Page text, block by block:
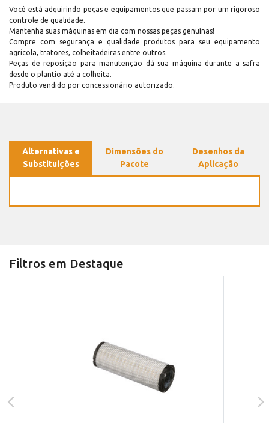
Você está adquirindo peças e equipamentos que passam por um rigoroso
controle de qualidade.
Mantenha suas máquinas em dia com nossas peças genuínas!
Compre com segurança e qualidade produtos para seu equipamento
agrícola, tratores, colheitadeiras entre outros.
Peças de reposição para manutenção dá sua máquina durante a safra
desde o plantio até a colheita.
Produto vendido por concessionário autorizado.
Alternativas e
Substituições
Dimensões do
Pacote
Desenhos da
Aplicação
Filtros em Destaque